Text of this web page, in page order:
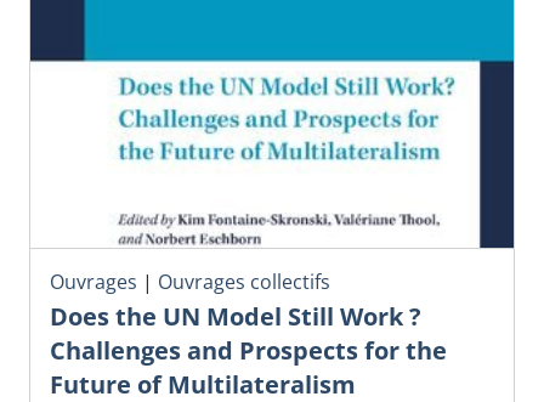
Ouvrages | Ouvrages collectifs
Does the UN Model Still Work ?
Challenges and Prospects for the
Future of Multilateralism